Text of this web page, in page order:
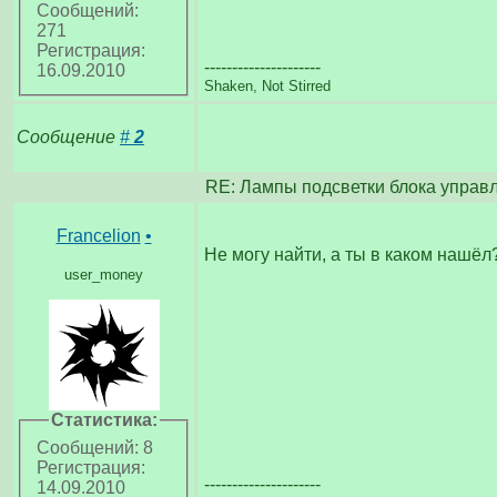
Сообщений:
271
Регистрация:
16.09.2010
---------------------
Shaken, Not Stirred
Сообщение # 2
RE: Лампы подсветки блока
Francelion •
user_money
Статистика:
Сообщений: 8
Регистрация:
14.09.2010
Не могу найти, а ты в каком
---------------------